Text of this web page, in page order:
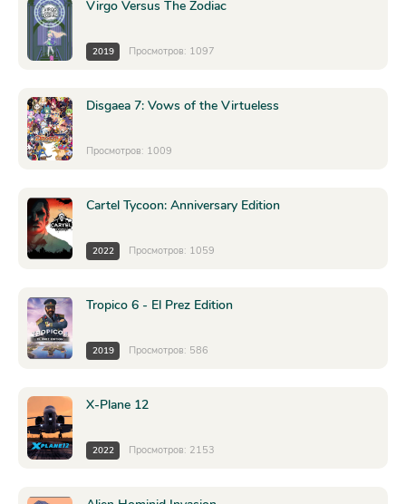
Virgo Versus The Zodiac
2019 Просмотров: 1097
Disgaea 7: Vows of the Virtueless
Просмотров: 1009
Cartel Tycoon: Anniversary Edition
2022 Просмотров: 1059
Tropico 6 - El Prez Edition
2019 Просмотров: 586
X-Plane 12
2022 Просмотров: 2153